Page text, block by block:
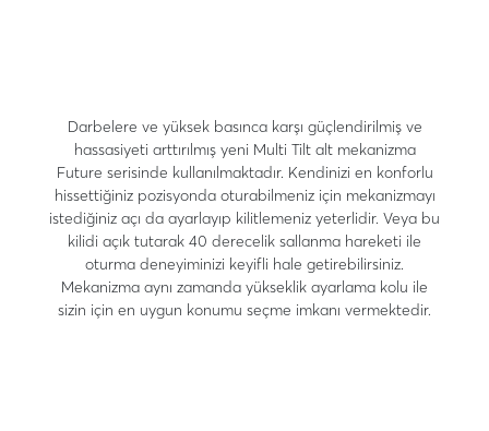
Darbelere ve yüksek basınca karşı güçlendirilmiş ve
hassasiyeti arttırılmış yeni Multi Tilt alt mekanizma
Future serisinde kullanılmaktadır. Kendinizi en konforlu
hissettiğiniz pozisyonda oturabilmeniz için mekanizmayı
istediğiniz açı da ayarlayıp kilitlemeniz yeterlidir. Veya bu
kilidi açık tutarak 40 derecelik sallanma hareketi ile
oturma deneyiminizi keyifli hale getirebilirsiniz.
Mekanizma aynı zamanda yükseklik ayarlama kolu ile
sizin için en uygun konumu seçme imkanı vermektedir.